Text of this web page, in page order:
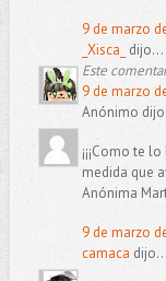
9 de marzo
_Xisca_ dijo...
Este
9 de marzo
Anónimo
¡¡¡Como te
medida que
Anónima
9 de marzo
camaca dijo...